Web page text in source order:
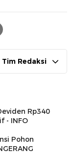
Tim Redaksi
Rp340
- INFO
Pohon